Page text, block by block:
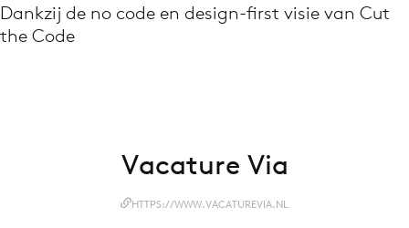
Nieuws app
Dankzij de no code en design-first visie van Cut
the Code
Vacature Via
HTTPS://WWW.VACATUREVIA.NL